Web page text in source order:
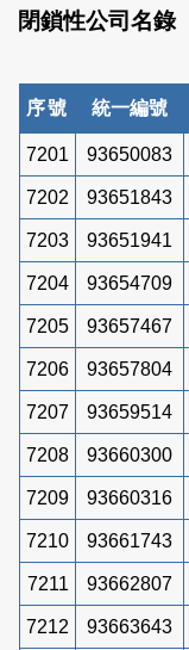
閉鎖性公司名錄
序號 統一編號
7201 93650083
7202 93651843
7203 93651941
7204 93654709
7205 93657467
7206 93657804
7207 93659514
7208 93660300
7209 93660316
7210 93661743
7211 93662807
7212 93663643